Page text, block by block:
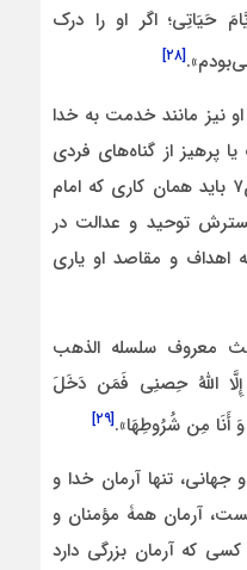
حَیَاتِی؛ اگر ‏او را درک
[۲۸]
و سربازی او نیز مانند خدمت به خدا
پرهیز از گناه‌های فردی
حاصل نمی‌شود. سرباز امام زمان۷ باید همان کاری که امام
گسترش توحید و عدالت در
و مقاصد او یاری
معروف سلسله الذهب
اللَّهُ حِصنِی فَمَن دَخَلَ
مِن شُرُوطِهَا».[۲۹]
تنها آرمان خدا و
آرمان همۀ مؤمنان و
که آرمان بزرگی دارد